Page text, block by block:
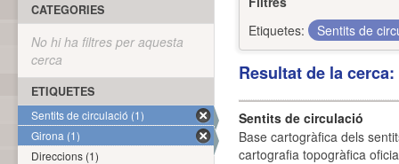
Etiquetes:
Sentits de
Resultat de la
Sentits de circulació
Base cartogràfica dels
cartografia topogràfica
CATEGORIES
No hi ha filtres per aquesta
cerca
ETIQUETES
Sentits de circulació (1)
Girona (1)
Direccions (1)